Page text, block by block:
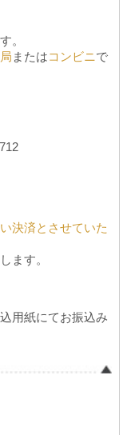
。
またはコンビニで
決済とさせていた
ます。
用紙にてお振込み